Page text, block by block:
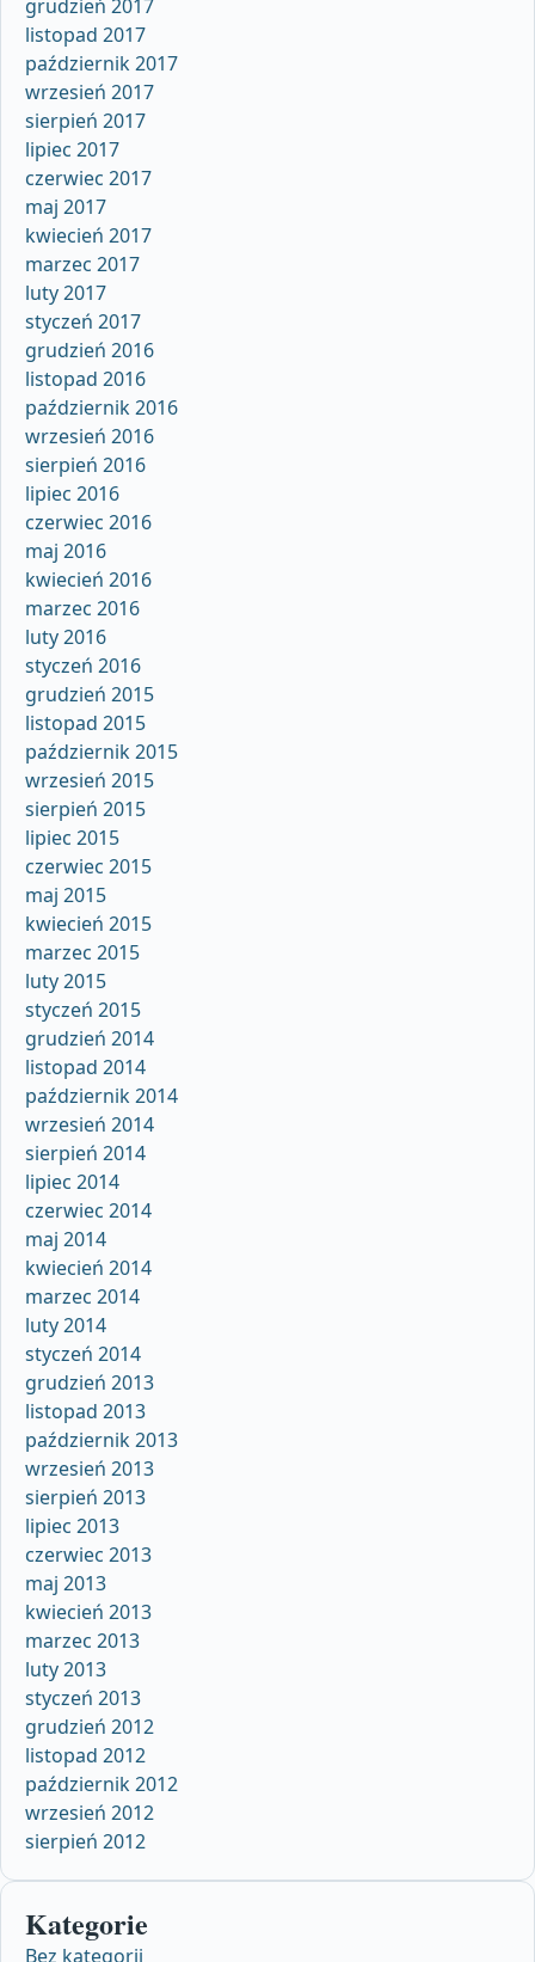
grudzień 2017
listopad 2017
październik 2017
wrzesień 2017
sierpień 2017
lipiec 2017
czerwiec 2017
maj 2017
kwiecień 2017
marzec 2017
luty 2017
styczeń 2017
grudzień 2016
listopad 2016
październik 2016
wrzesień 2016
sierpień 2016
lipiec 2016
czerwiec 2016
maj 2016
kwiecień 2016
marzec 2016
luty 2016
styczeń 2016
grudzień 2015
listopad 2015
październik 2015
wrzesień 2015
sierpień 2015
lipiec 2015
czerwiec 2015
maj 2015
kwiecień 2015
marzec 2015
luty 2015
styczeń 2015
grudzień 2014
listopad 2014
październik 2014
wrzesień 2014
sierpień 2014
lipiec 2014
czerwiec 2014
maj 2014
kwiecień 2014
marzec 2014
luty 2014
styczeń 2014
grudzień 2013
listopad 2013
październik 2013
wrzesień 2013
sierpień 2013
lipiec 2013
czerwiec 2013
maj 2013
kwiecień 2013
marzec 2013
luty 2013
styczeń 2013
grudzień 2012
listopad 2012
październik 2012
wrzesień 2012
sierpień 2012
Kategorie
Bez kategorii